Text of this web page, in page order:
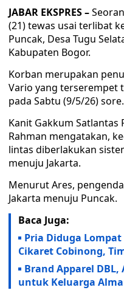
JABAR EKSPRES –
(21) tewas usai terlibat
Puncak, Desa Tugu
Kabupaten Bogor.
Korban merupakan
Vario yang terserempet
pada Sabtu (9/5/26) sore.
Kanit Gakkum Satlantas
Rahman mengatakan,
lintas diberlakukan
menuju Jakarta.
Menurut Ares,
Jakarta menuju Puncak.
Baca Juga:
Pria Diduga
Cikaret Cobinong,
Brand Apparel DBL,
untuk Keluarga